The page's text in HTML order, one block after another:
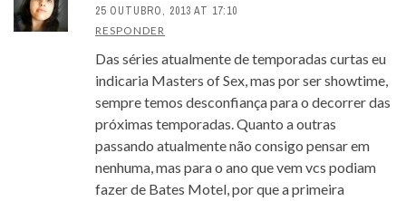
25 OUTUBRO, 2013 AT 17:10
RESPONDER
Das séries atualmente de temporadas curtas eu
indicaria Masters of Sex, mas por ser showtime,
sempre temos desconfiança para o decorrer das
próximas temporadas. Quanto a outras
passando atualmente não consigo pensar em
nenhuma, mas para o ano que vem vcs podiam
fazer de Bates Motel, por que a primeira